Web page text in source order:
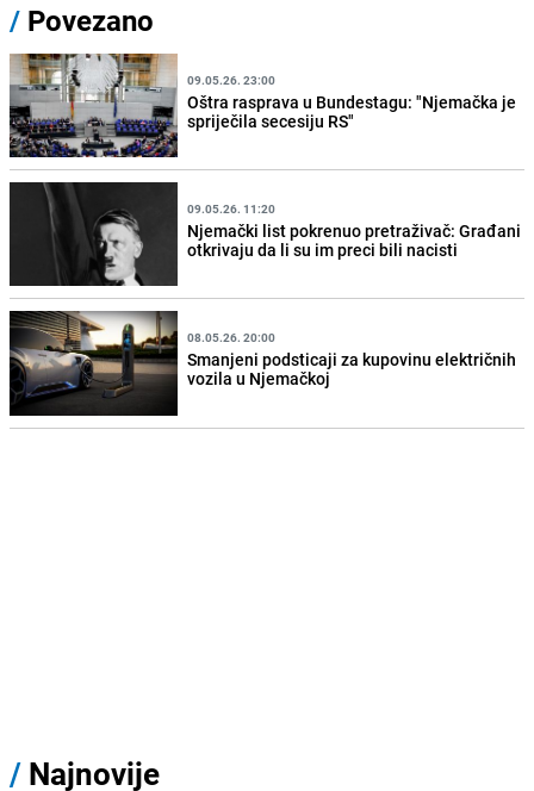
/ Povezano
09.05.26. 23:00
Oštra rasprava u Bundestagu: "Njemačka je
spriječila secesiju RS"
09.05.26. 11:20
Njemački list pokrenuo pretraživač: Građani
otkrivaju da li su im preci bili nacisti
08.05.26. 20:00
Smanjeni podsticaji za kupovinu električnih
vozila u Njemačkoj
/ Najnovije